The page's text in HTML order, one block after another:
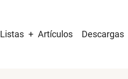
navigation
Listas Artículos Descargas